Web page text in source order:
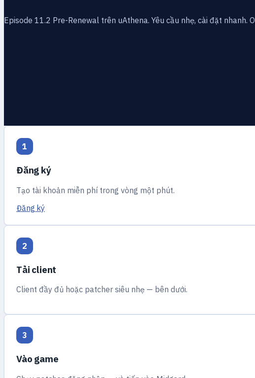
Episode 11.2 Pre-Renewal trên uAthena. Yêu cầu nhẹ, cài đặt nhanh.
1
Đăng ký
Tạo tài khoản miễn phí trong vòng một phút.
Đăng ký
2
Tải client
Client đầy đủ hoặc patcher siêu nhẹ — bên dưới.
3
Vào game